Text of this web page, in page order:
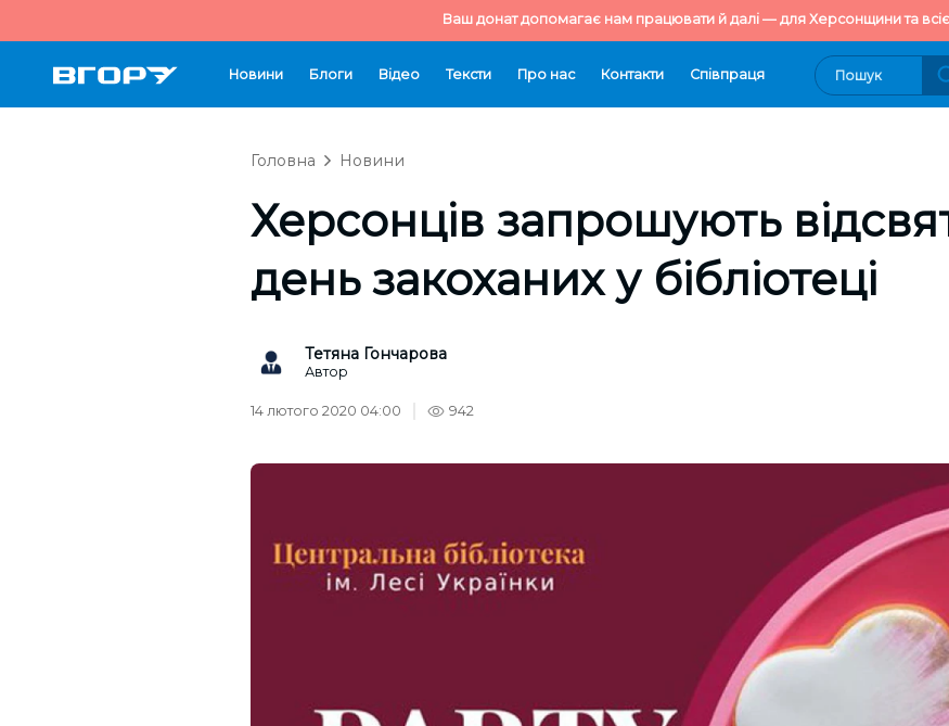
Ваш донат допомагає нам працювати й далі — для Херсонщини та
Новини Блоги Відео Тексти Про нас Контакти Cпівпраця
Головна Новини
Херсонців запрошують
день закоханих у бібліотеці
Тетяна Гончарова
Автор
14 лютого 2020 04:00 942